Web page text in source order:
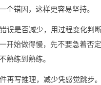
个错因，这样更容易坚持。
误是否减少，用过程变化判
开始做得慢，先不要急着否
熟练到熟练。
再写推理，减少凭感觉跳步